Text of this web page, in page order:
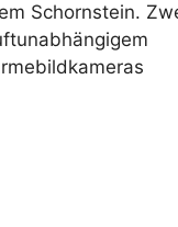
Schornstein.